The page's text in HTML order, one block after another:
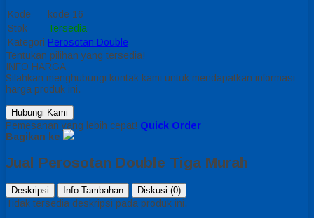
Kode
kode 16
Stok
Tersedia
Kategori Perosotan Double
Tentukan pilihan yang tersedia!
INFO HARGA
Silahkan menghubungi kontak kami untuk mendapatkan informasi
harga produk ini.
Hubungi Kami
Pemesanan yang lebih cepat! Quick Order
Bagikan ke
Jual Perosotan Double Tiga Murah
Deskripsi Info Tambahan Diskusi (0)
Tidak tersedia deskripsi pada produk ini.